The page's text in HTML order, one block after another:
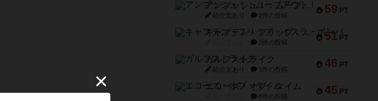
59 PT
アンブッシュ！：ムーブアウト！
紹介文あり 1件の投稿
51 PT
キャプテン・フリップ：イスラ・ボンバ
2件の投稿
46 PT
ガルフストライク
紹介文あり 1件の投稿
45 PT
エコーズ・オブ・タイム
8件の投稿